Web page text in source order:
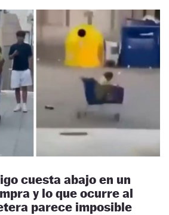
cuesta abajo en un
y lo que ocurre al
parece imposible